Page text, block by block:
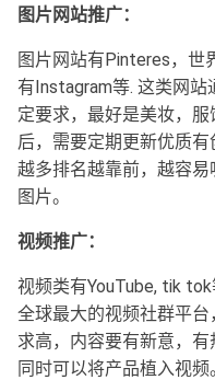
图片网站推广：
图片网站有Pinteres，世
有Instagram等. 这类网
定要求，最好是美妆，
后，需要定期更新优质
越多排名越靠前，越容
图片。
视频推广：
视频类有YouTube, tik
全球最大的视频社群平
求高，内容要有新意，有
同时可以将产品植入视频